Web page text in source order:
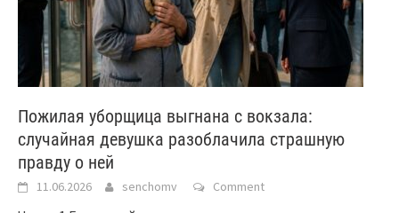
Пожилая уборщица выгнана с вокзала:
случайная девушка разоблачила страшную
правду о ней
11.06.2026 senchomv Comment